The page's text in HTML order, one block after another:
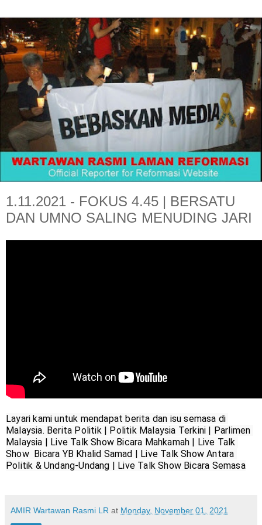
1.11.2021 - FOKUS 4.45 | BERSATU
DAN UMNO SALING MENUDING JARI
Layari kami untuk mendapat berita dan isu semasa di
Malaysia. Berita Politik | Politik Malaysia Terkini | Parlimen
Malaysia | Live Talk Show Bicara Mahkamah | Live Talk
Show  Bicara YB Khalid Samad | Live Talk Show Antara
Politik & Undang-Undang | Live Talk Show Bicara Semasa
AMIR Wartawan Rasmi LR at Monday, November 01, 2021